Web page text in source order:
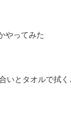
やってみた
いとタオルで拭